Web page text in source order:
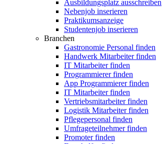
Ausbildungsplatz ausschreiben
Nebenjob inserieren
Praktikumsanzeige
Studentenjob inserieren
Branchen
Gastronomie Personal finden
Handwerk Mitarbeiter finden
IT Mitarbeiter finden
Programmierer finden
App Programmierer finden
IT Mitarbeiter finden
Vertriebsmitarbeiter finden
Logistik Mitarbeiter finden
Pflegepersonal finden
Umfrageteilnehmer finden
Promoter finden